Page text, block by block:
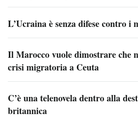
L’Ucraina è senza difese contro i
Il Marocco vuole dimostrare che
crisi migratoria a Ceuta
C’è una telenovela dentro alla
britannica